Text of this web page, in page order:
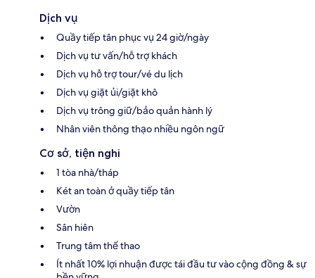
Dịch vụ
Quầy tiếp tân phục vụ 24 giờ/ngày
Dịch vụ tư vấn/hỗ trợ khách
Dịch vụ hỗ trợ tour/vé du lịch
Dịch vụ giặt ủi/giặt khô
Dịch vụ trông giữ/bảo quản hành lý
Nhân viên thông thạo nhiều ngôn ngữ
Cơ sở, tiện nghi
1 tòa nhà/tháp
Két an toàn ở quầy tiếp tân
Vườn
Sân hiên
Trung tâm thể thao
Ít nhất 10% lợi nhuận được tái đầu tư vào cộng đồng & sự